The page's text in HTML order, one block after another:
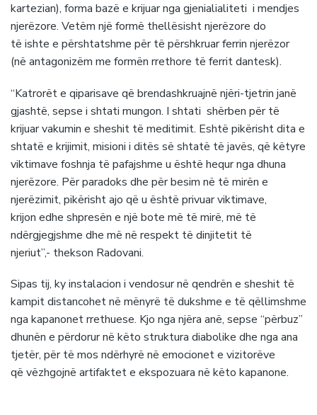
kartezian), forma bazë e krijuar nga gjenialialiteti i mendjes
njerëzore. Vetëm një formë thellësisht njerëzore do
të ishte e përshtatshme për të përshkruar ferrin njerëzor
(në antagonizëm me formën rrethore të ferrit dantesk).
“Katrorët e qiparisave që brendashkruajnë njëri-tjetrin janë
gjashtë, sepse i shtati mungon. I shtati shërben për të
krijuar vakumin e sheshit të meditimit. Eshtë pikërisht dita e
shtatë e krijimit, misioni i ditës së shtatë të javës, që këtyre
viktimave foshnja të pafajshme u është hequr nga dhuna
njerëzore. Për paradoks dhe për besim në të mirën e
njerëzimit, pikërisht ajo që u është privuar viktimave,
krijon edhe shpresën e një bote më të mirë, më të
ndërgjegjshme dhe më në respekt të dinjitetit të
njeriut”,- thekson Radovani.
Sipas tij, ky instalacion i vendosur në qendrën e sheshit të
kampit distancohet në mënyrë të dukshme e të qëllimshme
nga kapanonet rrethuese. Kjo nga njëra anë, sepse “përbuz”
dhunën e përdorur në këto struktura diabolike dhe nga ana
tjetër, për të mos ndërhyrë në emocionet e vizitorëve
që vëzhgojnë artifaktet e ekspozuara në këto kapanone.